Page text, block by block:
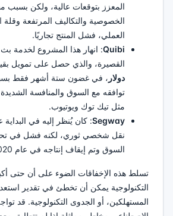
المعزز بتوقعات عالية، ولكن بسبب
الخصوصية والتكاليف المرتفعة وقلة
العملي، فشل المنتج تجاريًا.
Quibi: انهار هذا المشروع لخدمة بث
القصيرة، والذي حصل على تمويل
دولار ، في غضون ستة أشهر فقط
توافقه مع السوق والمنافسة
مثل تيك توك ويوتيوب.
Segway: كان يُنظر إليه في البداية
نقل شخصي ثوري، لكنه فشل في
السوق وتم إيقاف إنتاجه في عام 2020.
تسلط هذه الإخفاقات الضوء على أن حتى
التكنولوجية يمكن أن تخطئ في تقدير
المستهلكين، أو الجدوى التكنولوجية. قد